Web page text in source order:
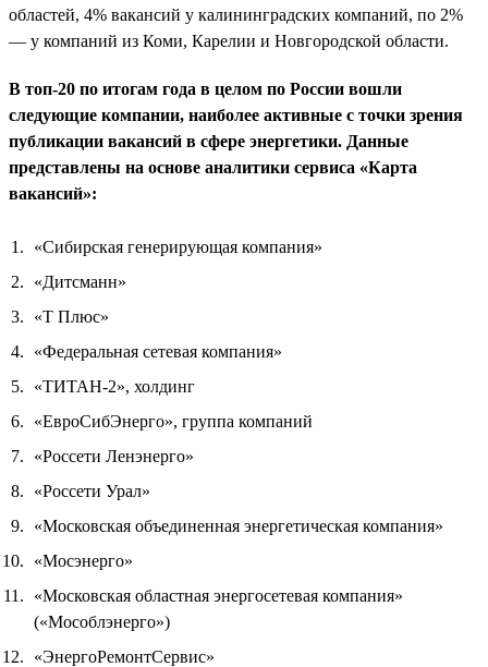
областей, 4% вакансий у калининградских компаний, по 2%
— у компаний из Коми, Карелии и Новгородской области.
В топ-20 по итогам года в целом по России вошли
следующие компании, наиболее активные с точки зрения
публикации вакансий в сфере энергетики. Данные
представлены на основе аналитики сервиса «Карта
вакансий»:
«Сибирская генерирующая компания»
«Дитсманн»
«Т Плюс»
«Федеральная сетевая компания»
«ТИТАН-2», холдинг
«ЕвроСибЭнерго», группа компаний
«Россети Ленэнерго»
«Россети Урал»
«Московская объединенная энергетическая компания»
«Мосэнерго»
«Московская областная энергосетевая компания»
(«Мособлэнерго»)
«ЭнергоРемонтСервис»